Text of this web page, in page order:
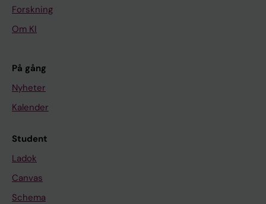
Forskning
Om KI
På gång
Nyheter
Kalender
Student
Ladok
Canvas
Schema